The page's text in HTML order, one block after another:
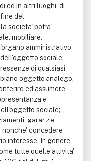
ed in altri luoghi, di
del
societa' potra'
mobiliare,
amministrativo
sociale;
di qualsiasi
oggetto analogo,
ed assumere
e
sociale;
garanzie
nonche' concedere
interesse. In genere
tutte quelle attivita'